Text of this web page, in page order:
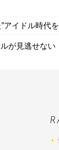
アイドル時代
が見逃せない